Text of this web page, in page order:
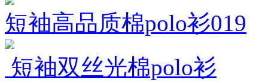
短袖高品质棉polo衫019
短袖双丝光棉polo衫